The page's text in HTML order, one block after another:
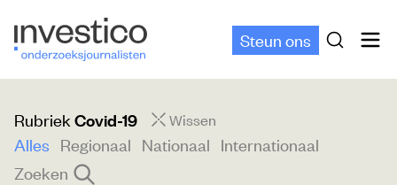
Steun ons
Rubriek Covid-19 Wissen
Alles Regionaal Nationaal Internationaal
Zoeken